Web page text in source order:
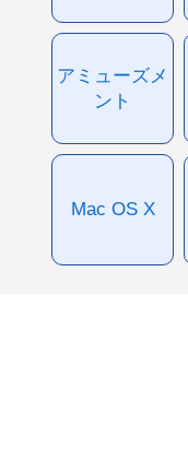
アミューズメ
ント
Mac OS X